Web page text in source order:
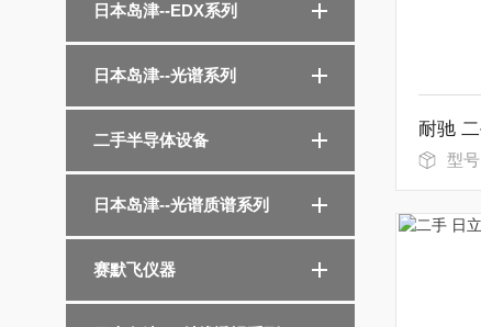
日本岛津--EDX系列
日本岛津--光谱系列
二手半导体设备
日本岛津--光谱质谱系列
赛默飞仪器
型号